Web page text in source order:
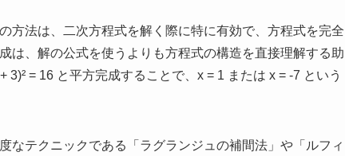
方法は、二次方程式を解く際に特に有効で、方程式を完全
は、解の公式を使うよりも方程式の構造を直接理解する助
= 16 と平方完成することで、x = 1 または x = -7 という
なテクニックである「ラグランジュの補間法」や「ルフィ